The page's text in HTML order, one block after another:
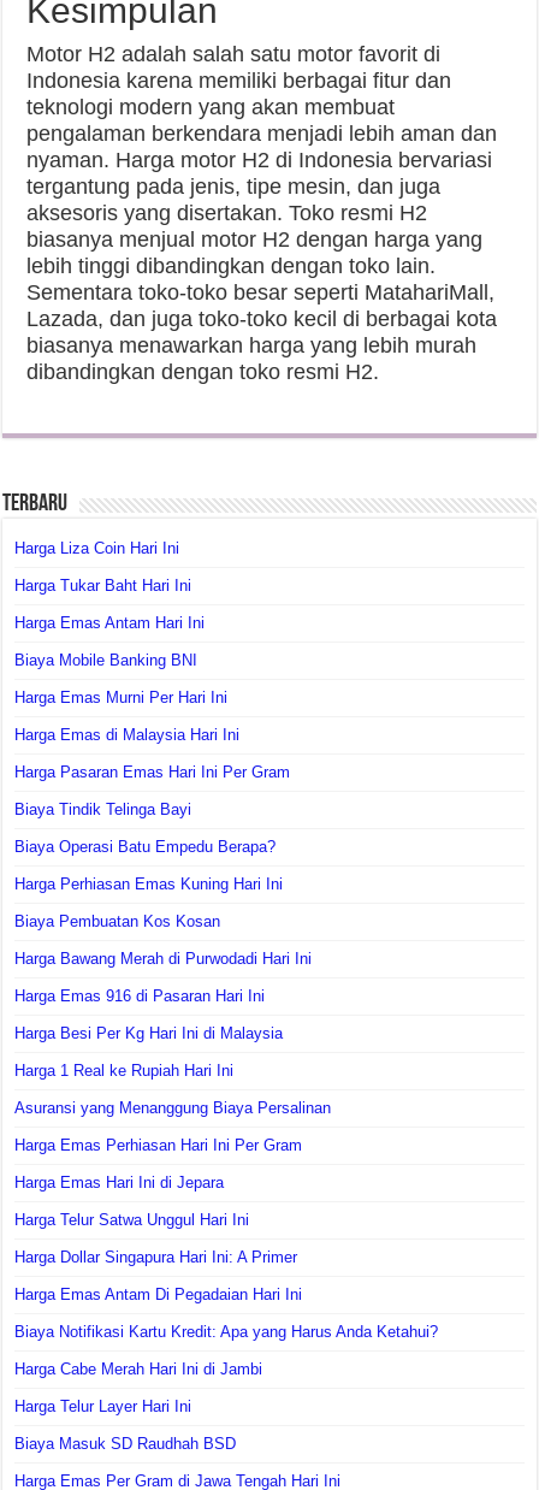
Kesimpulan
Motor H2 adalah salah satu motor favorit di
Indonesia karena memiliki berbagai fitur dan
teknologi modern yang akan membuat
pengalaman berkendara menjadi lebih aman dan
nyaman. Harga motor H2 di Indonesia bervariasi
tergantung pada jenis, tipe mesin, dan juga
aksesoris yang disertakan. Toko resmi H2
biasanya menjual motor H2 dengan harga yang
lebih tinggi dibandingkan dengan toko lain.
Sementara toko-toko besar seperti MatahariMall,
Lazada, dan juga toko-toko kecil di berbagai kota
biasanya menawarkan harga yang lebih murah
dibandingkan dengan toko resmi H2.
Terbaru
Harga Liza Coin Hari Ini
Harga Tukar Baht Hari Ini
Harga Emas Antam Hari Ini
Biaya Mobile Banking BNI
Harga Emas Murni Per Hari Ini
Harga Emas di Malaysia Hari Ini
Harga Pasaran Emas Hari Ini Per Gram
Biaya Tindik Telinga Bayi
Biaya Operasi Batu Empedu Berapa?
Harga Perhiasan Emas Kuning Hari Ini
Biaya Pembuatan Kos Kosan
Harga Bawang Merah di Purwodadi Hari Ini
Harga Emas 916 di Pasaran Hari Ini
Harga Besi Per Kg Hari Ini di Malaysia
Harga 1 Real ke Rupiah Hari Ini
Asuransi yang Menanggung Biaya Persalinan
Harga Emas Perhiasan Hari Ini Per Gram
Harga Emas Hari Ini di Jepara
Harga Telur Satwa Unggul Hari Ini
Harga Dollar Singapura Hari Ini: A Primer
Harga Emas Antam Di Pegadaian Hari Ini
Biaya Notifikasi Kartu Kredit: Apa yang Harus Anda Ketahui?
Harga Cabe Merah Hari Ini di Jambi
Harga Telur Layer Hari Ini
Biaya Masuk SD Raudhah BSD
Harga Emas Per Gram di Jawa Tengah Hari Ini